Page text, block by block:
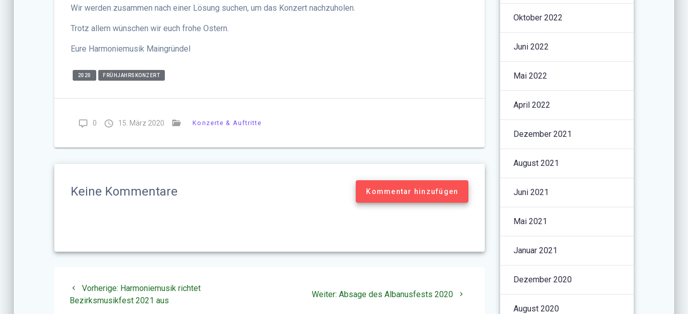
Wir werden zusammen nach einer Lösung suchen, um das Konzert nachzuholen.
Trotz allem wünschen wir euch frohe Ostern.
Eure Harmoniemusik Maingründel
2020 FRÜHJAHRSKONZERT
0 15. März 2020 Konzerte & Auftritte
Keine Kommentare Kommentar hinzufügen
Beitragsnavigation
Vorherige: Vorheriger
Beitrag:
Harmoniemusik richtet
Bezirksmusikfest 2021 aus
Weiter: Nächster
Absage des Albanusfests 2020
Oktober 2022
Juni 2022
Mai 2022
April 2022
Dezember 2021
August 2021
Juni 2021
Mai 2021
Januar 2021
Dezember 2020
August 2020